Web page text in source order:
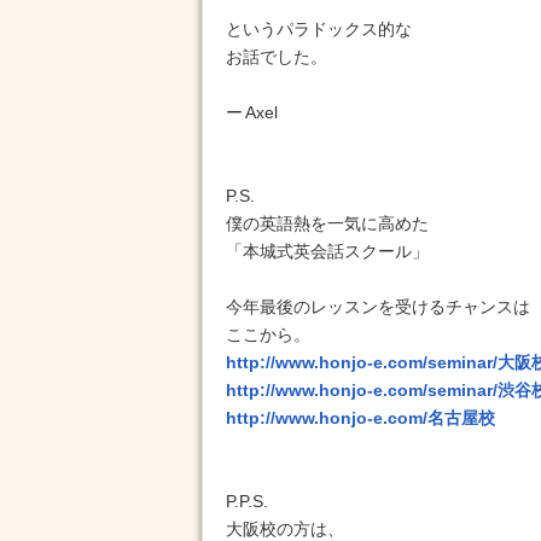
というパラドックス的な
お話でした。
ー Axel
P.S.
僕の英語熱を一気に高めた
「本城式英会話スクール」
今年最後のレッスンを受けるチャンスは
ここから。
http://www.honjo-e.com/seminar/大阪
http://www.honjo-e.com/seminar/渋谷
http://www.honjo-e.com/名古屋校
P.P.S.
大阪校の方は、